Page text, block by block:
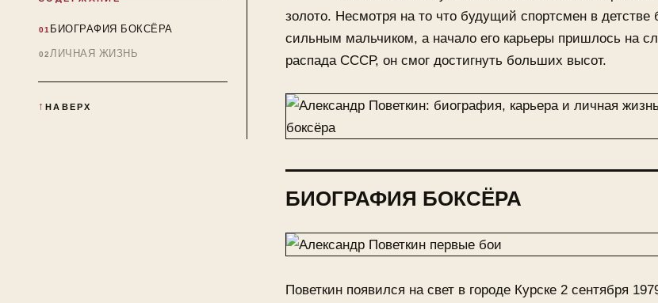
БИОГРАФИЯ БОКСЁРА
ЛИЧНАЯ ЖИЗНЬ
НАВЕРХ
золото. Несмотря на то что будущий спортсмен в
сильным мальчиком, а начало его карьеры пришлось на
распада СССР, он смог достигнуть больших высот.
БИОГРАФИЯ БОКСЁРА
Поветкин появился на свет в городе Курске 2 сентября